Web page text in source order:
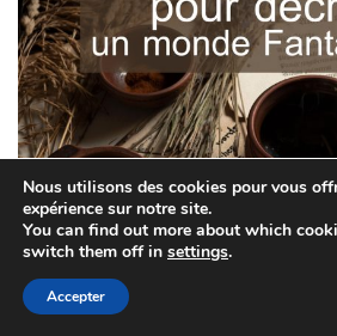
Nous utilisons des cookies pour vous
expérience sur notre site.
You can find out more about which
switch them off in settings.
Accepter